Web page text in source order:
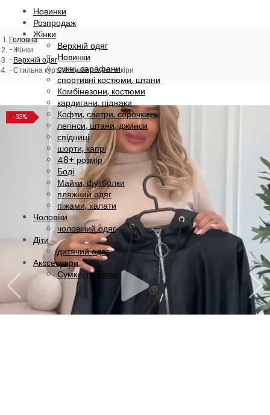
Новинки
Розпродаж
Жінки
Верхній одяг
Новинки
сукні, сарафани
спортивні костюми, штани
Комбінезони, костюми
кардигани, піджаки
Кофти, светри, сорочки
легінси, штани, джинси
спідниці
шорти, капрі
48+ розмір
Боді
Майки, футболки
пляжний одяг
піжами, халати
Чоловіки
чоловічий одяг
Діти
дитячий одяг
Акссесуари
Сумки, рюкзаки
Головна
Жінки
Верхній одяг
Стильна куртка бомбер з еко шкіри
-33%